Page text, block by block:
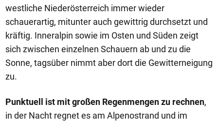
westliche Niederösterreich immer wieder
schauerartig, mitunter auch gewittrig durchsetzt und
kräftig. Inneralpin sowie im Osten und Süden zeigt
sich zwischen einzelnen Schauern ab und zu die
Sonne, tagsüber nimmt aber dort die Gewitterneigung
zu.
Punktuell ist mit großen Regenmengen zu rechnen,
in der Nacht regnet es am Alpenostrand und im